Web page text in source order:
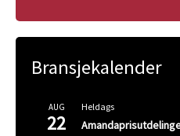
Bransjekalender
AUG
22
Heldags